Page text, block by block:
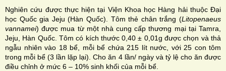
Nghiên cứu được thực hiện tại Viện Khoa học Hàng hải thuộc Đại
học Quốc gia Jeju (Hàn Quốc). Tôm thẻ chân trắng (Litopenaeus
vannamei) được mua từ một nhà cung cấp thương mại tại Tamra,
Jeju, Hàn Quốc. Tôm có kích thước 0,40 ± 0,01g được chọn và thả
ngẫu nhiên vào 18 bể, mỗi bể chứa 215 lít nước, với 25 con tôm
trong mỗi bể (3 lần lặp lại). Cho ăn 4 lần/ ngày và tỷ lệ cho ăn được
điều chỉnh ở mức 6 – 10% sinh khối của mỗi bể.